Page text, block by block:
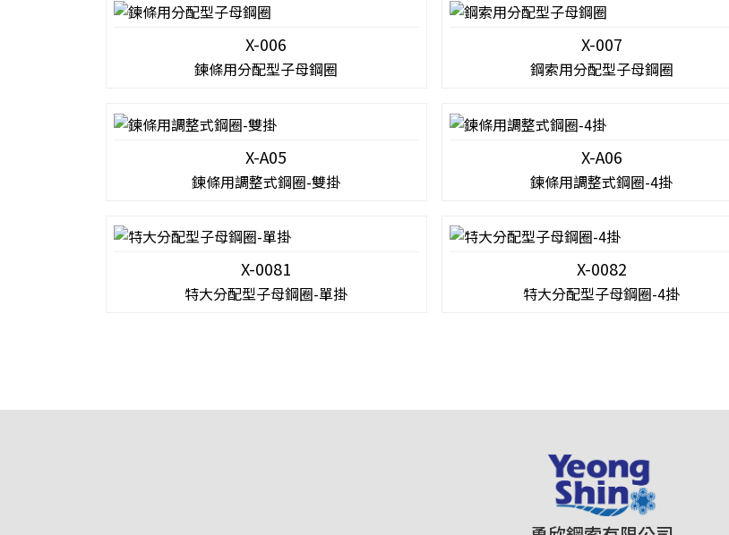
X-006
鍊條用分配型子母鋼圈
X-007
鋼索用分配型子母鋼圈
X-A05
鍊條用調整式鋼圈-雙掛
X-A06
鍊條用調整式鋼圈-4掛
X-0081
特大分配型子母鋼圈-單掛
X-0082
特大分配型子母鋼圈-4掛